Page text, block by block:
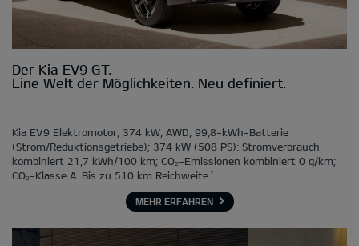
Der Kia EV9 GT.
Eine Welt der Möglichkeiten. Neu definiert.
Kia EV9 Elektromotor, 374 kW, AWD, 99,8-kWh-Batterie
(Strom/Reduktionsgetriebe); 374 kW (508 PS): Stromverbrauch
kombiniert 21,7 kWh/100 km; CO₂-Emissionen kombiniert 0 g/km;
CO₂-Klasse A. Bis zu 510 km Reichweite.¹
MEHR ERFAHREN